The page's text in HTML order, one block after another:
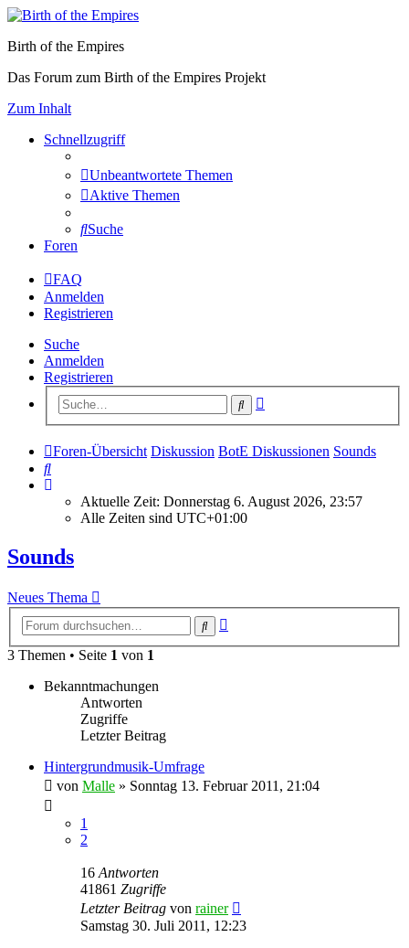
Birth of the Empires
Das Forum zum Birth of the Empires Projekt
Zum Inhalt
Schnellzugriff
Unbeantwortete Themen
Aktive Themen
Suche
Foren
FAQ
Anmelden
Registrieren
Suche
Anmelden
Registrieren
Suche
Foren-Übersicht Diskussion BotE Diskussionen Sounds
Suche
Aktuelle Zeit: Donnerstag 6. August 2026, 23:57
Alle Zeiten sind UTC+01:00
Sounds
Neues Thema
Suche
3 Themen • Seite 1 von 1
Bekanntmachungen
Antworten
Zugriffe
Letzter Beitrag
Hintergrundmusik-Umfrage
von Malle » Sonntag 13. Februar 2011, 21:04
1
2
16 Antworten
41861 Zugriffe
Letzter Beitrag von rainer
Samstag 30. Juli 2011, 12:23